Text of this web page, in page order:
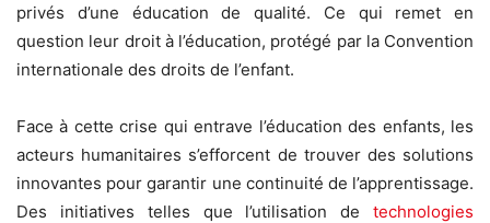
privés d’une éducation de qualité. Ce qui remet en
question leur droit à l’éducation, protégé par la Convention
internationale des droits de l’enfant.
Face à cette crise qui entrave l’éducation des enfants, les
acteurs humanitaires s’efforcent de trouver des solutions
innovantes pour garantir une continuité de l’apprentissage.
Des initiatives telles que l’utilisation de technologies